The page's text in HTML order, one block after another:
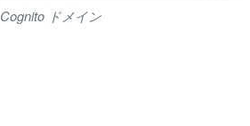
Cognito ドメイン